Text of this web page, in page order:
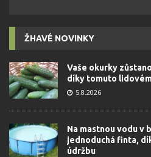
ŽHAVÉ NOVINKY
Vaše okurky
díky tomuto
5.8.2026
Na mastnou vodu v
jednoduchá finta,
údržbu